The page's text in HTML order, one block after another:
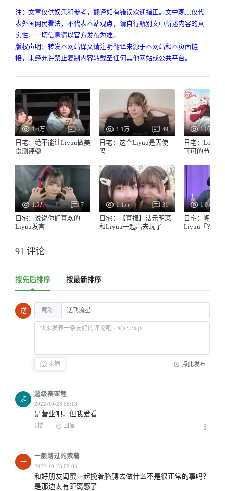
注：文章仅供娱乐和参考，翻译如有错误欢迎指正。文中观点仅代
表外国网民看法，不代表本站观点，请自行甄别文中所述内容的真
实性，一切信息请以官方发布为准。
版权声明：转发本网站译文请注明翻译来源于本网站和本页面链
接，未经允许禁止复制内容转载至任何其他网站或公共平台。
1.6万 23
日宅：绝不能让Liyuu做美
食测评😅
1.5万 7
日宅：说说你们喜欢的
Liyuu发言
1.1万 49
日宅：这个Liyuu是天使
吗...
1.1万 31
日宅：【喜报】法元明菜
和Liyuu一起出去玩了
1.0万
日宅：
可可的节目第
1.0万
日宅：岬奈
Liyuu「？」
91 评论
按先后排序 按最新排序
逆 昵称
表情 点此发布
超
超级赛亚鲤
是营业吧，但我爱看
1楼 回复
一
一般路过的紫薯
和好朋友闺蜜一起挽着胳膊去做什么不是很正常的事吗？
是那边太有距离感了